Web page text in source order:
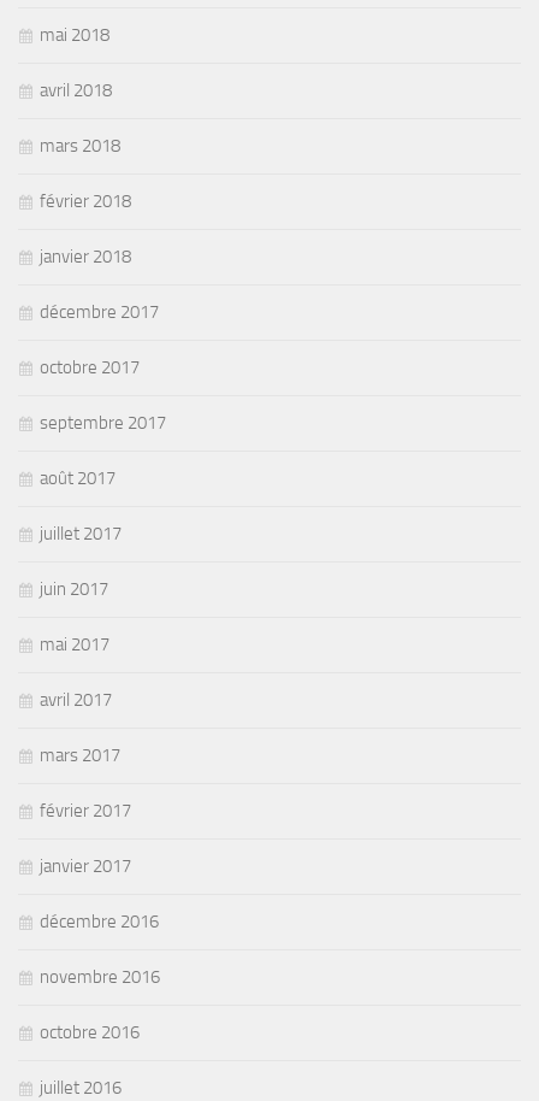
mai 2018
avril 2018
mars 2018
février 2018
janvier 2018
décembre 2017
octobre 2017
septembre 2017
août 2017
juillet 2017
juin 2017
mai 2017
avril 2017
mars 2017
février 2017
janvier 2017
décembre 2016
novembre 2016
octobre 2016
juillet 2016